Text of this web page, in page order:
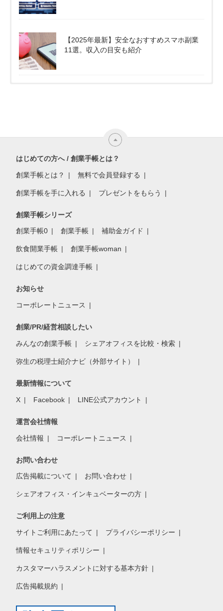
【2025年最新】安全なおすすめスマホ副業
11選。収入の目安も紹介
はじめての方へ / 創業手帳とは？
創業手帳とは？ 無料で会員登録する
創業手帳を手に入れる プレゼントをもらう
創業手帳シリーズ
創業手帳0 創業手帳 補助金ガイド
飲食開業手帳 創業手帳woman
はじめての資金調達手帳
お知らせ
コーポレートニュース
創業/PR/経営相談したい
みんなの創業手帳 シェアオフィスを比較・検索
弥生の税理士紹介ナビ（外部サイト）
最新情報について
X Facebook LINE公式アカウント
運営会社情報
会社情報 コーポレートニュース
お問い合わせ
広告掲載について お問い合わせ
シェアオフィス・インキュベーターの方
ご利用上の注意
サイトご利用にあたって プライバシーポリシー
情報セキュリティポリシー
カスタマーハラスメントに対する基本方針
広告掲載規約